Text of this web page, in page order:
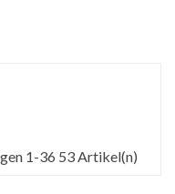
1-36 53 Artikel(n)